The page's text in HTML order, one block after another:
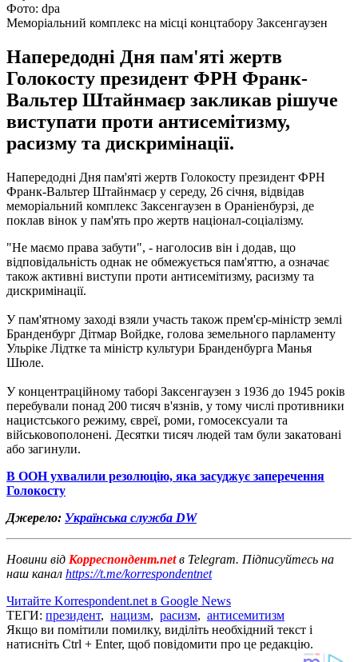
Фото: dpa
Меморіальний комплекс на місці концтабору Заксенгаузен
Напередодні Дня пам'яті жертв
Голокосту президент ФРН Франк-
Вальтер Штайнмаєр закликав рішуче
виступати проти антисемітизму,
расизму та дискримінації.
Напередодні Дня пам'яті жертв Голокосту президент ФРН
Франк-Вальтер Штайнмаєр у середу, 26 січня, відвідав
меморіальний комплекс Заксенгаузен в Ораніенбурзі, де
поклав вінок у пам'ять про жертв націонал-соціалізму.
"Не маємо права забути", - наголосив він і додав, що
відповідальність однак не обмежується пам'яттю, а означає
також активні виступи проти антисемітизму, расизму та
дискримінації.
У пам'ятному заході взяли участь також прем'єр-міністр землі
Бранденбург Дітмар Войдке, голова земельного парламенту ​​
Ульріке Лідтке та міністр культури Бранденбурга Манья
Шюле.
У концентраційному таборі Заксенгаузен з 1936 до 1945 років
перебували понад 200 тисяч в'язнів, у тому числі противники
нацистського режиму, євреї, роми, гомосексуали та
військовополонені. Десятки тисяч людей там були закатовані
або загинули.
В ООН ухвалили резолюцію, яка засуджує заперечення
Голокосту
Джерело: Українська служба DW
Новини від Корреспондент.netв Telegram. Підписуйтесь на
наш канал https://t.me/korrespondentnet
Читайте Korrespondent.net в Google News
ТЕГИ: президент, нацизм, расизм, антисемитизм
Якщо ви помітили помилку, виділіть необхідний текст і
натисніть Ctrl + Enter, щоб повідомити про це редакцію.